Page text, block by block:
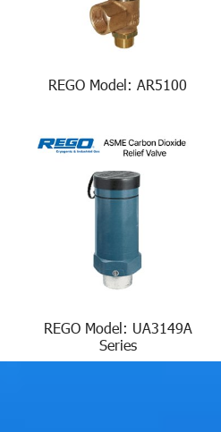
REGO Model: AR5100
REGO Model: UA3149A
Series